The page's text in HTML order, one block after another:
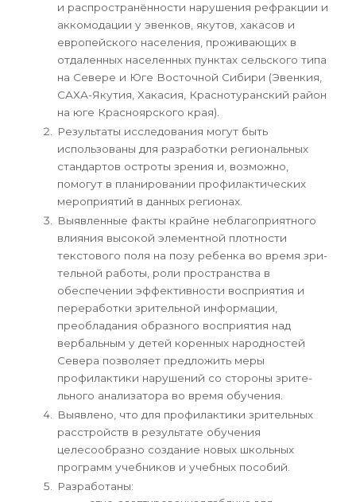
и распространённости нарушения рефракции и
аккомодации у эвенков, якутов, xaкасов и
европейского населения, проживающих в
отдаленных населенных пунктах сельского типа
на Севере и Юге Восточной Сибири (Эвенкия,
САХА-Якутия, Хакасия, Краснотуранский район
на юге Красноярского края).
Результаты исследования могут быть
использованы для разра­ботки региональных
стандартов остроты зрения и, возможно,
помогут в планировании профилактических
мероприятий в данных регионах.
Выявленные факты крайне неблагоприятного
влияния высокой элементной плотности
текстового поля на позу ребенка во время зри­
тельной работы, роли пространства в
обеспечении эффективности восприятия и
переработки зрительной информации,
преобладания образно­го восприятия над
вербальным у детей коренных народностей
Севера позволяет предложить меры
профилактики нарушений со стороны зрите­
льного анализатора во время обучения.
Выявлено, что для профилактики зрительных
расстройств в ре­зультате обучения
целесообразно создание новых школьных
программ учебников и учебных пособий.
Разработаны: